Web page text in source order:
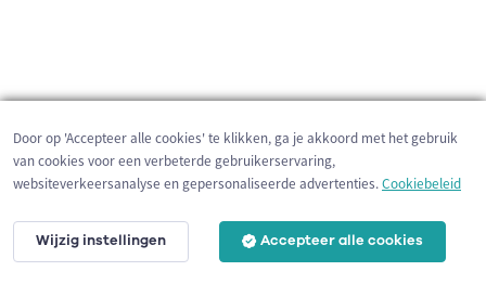
3 km
Door op 'Accepteer alle cookies' te klikken, ga je akkoord met het gebruik
van cookies voor een verbeterde gebruikerservaring,
websiteverkeersanalyse en gepersonaliseerde advertenties.Cookiebeleid
Wijzig instellingen Accepteer alle cookies